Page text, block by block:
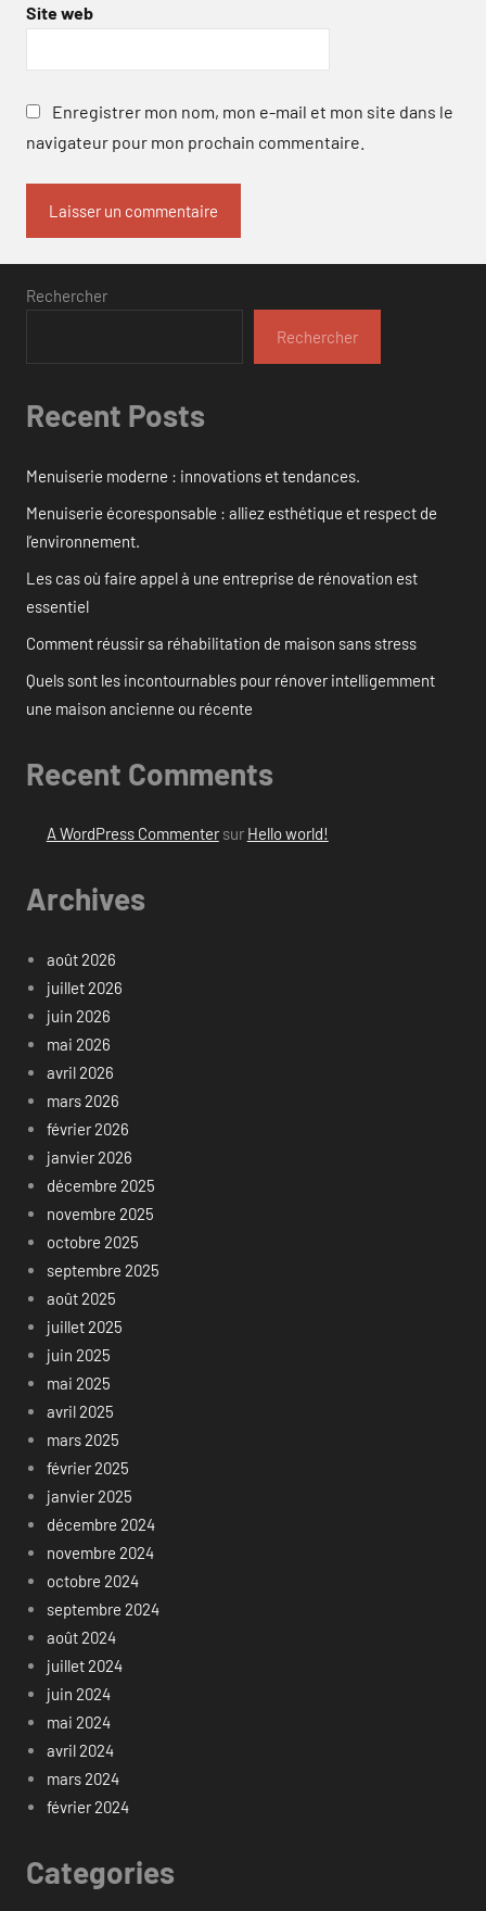
Site web
Enregistrer mon nom, mon e-mail et mon site dans le
navigateur pour mon prochain commentaire.
Rechercher
Rechercher
Recent Posts
Menuiserie moderne : innovations et tendances.
Menuiserie écoresponsable : alliez esthétique et respect de
l’environnement.
Les cas où faire appel à une entreprise de rénovation est
essentiel
Comment réussir sa réhabilitation de maison sans stress
Quels sont les incontournables pour rénover intelligemment
une maison ancienne ou récente
Recent Comments
A WordPress Commentersur Hello world!
Archives
août 2026
juillet 2026
juin 2026
mai 2026
avril 2026
mars 2026
février 2026
janvier 2026
décembre 2025
novembre 2025
octobre 2025
septembre 2025
août 2025
juillet 2025
juin 2025
mai 2025
avril 2025
mars 2025
février 2025
janvier 2025
décembre 2024
novembre 2024
octobre 2024
septembre 2024
août 2024
juillet 2024
juin 2024
mai 2024
avril 2024
mars 2024
février 2024
Categories